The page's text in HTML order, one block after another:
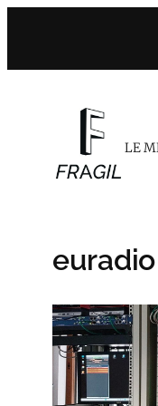
contenu
LE
euradio